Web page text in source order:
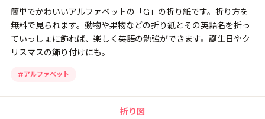
簡単でかわいいアルファベットの「G」の折り紙です。折り方を
無料で見られます。動物や果物などの折り紙とその英語名を折っ
ていっしょに飾れば、楽しく英語の勉強ができます。誕生日やク
リスマスの飾り付けにも。
#アルファベット
折り図